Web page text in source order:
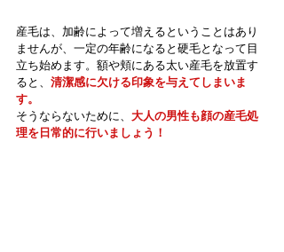
産毛は、加齢によって増えるということはあり
ませんが、一定の年齢になると硬毛となって目
立ち始めます。額や頬にある太い産毛を放置す
ると、 清潔感に欠ける印象を与えてしまいま
す。
そうならないために、 大人の男性も顔の産毛処
理を日常的に行いましょう！